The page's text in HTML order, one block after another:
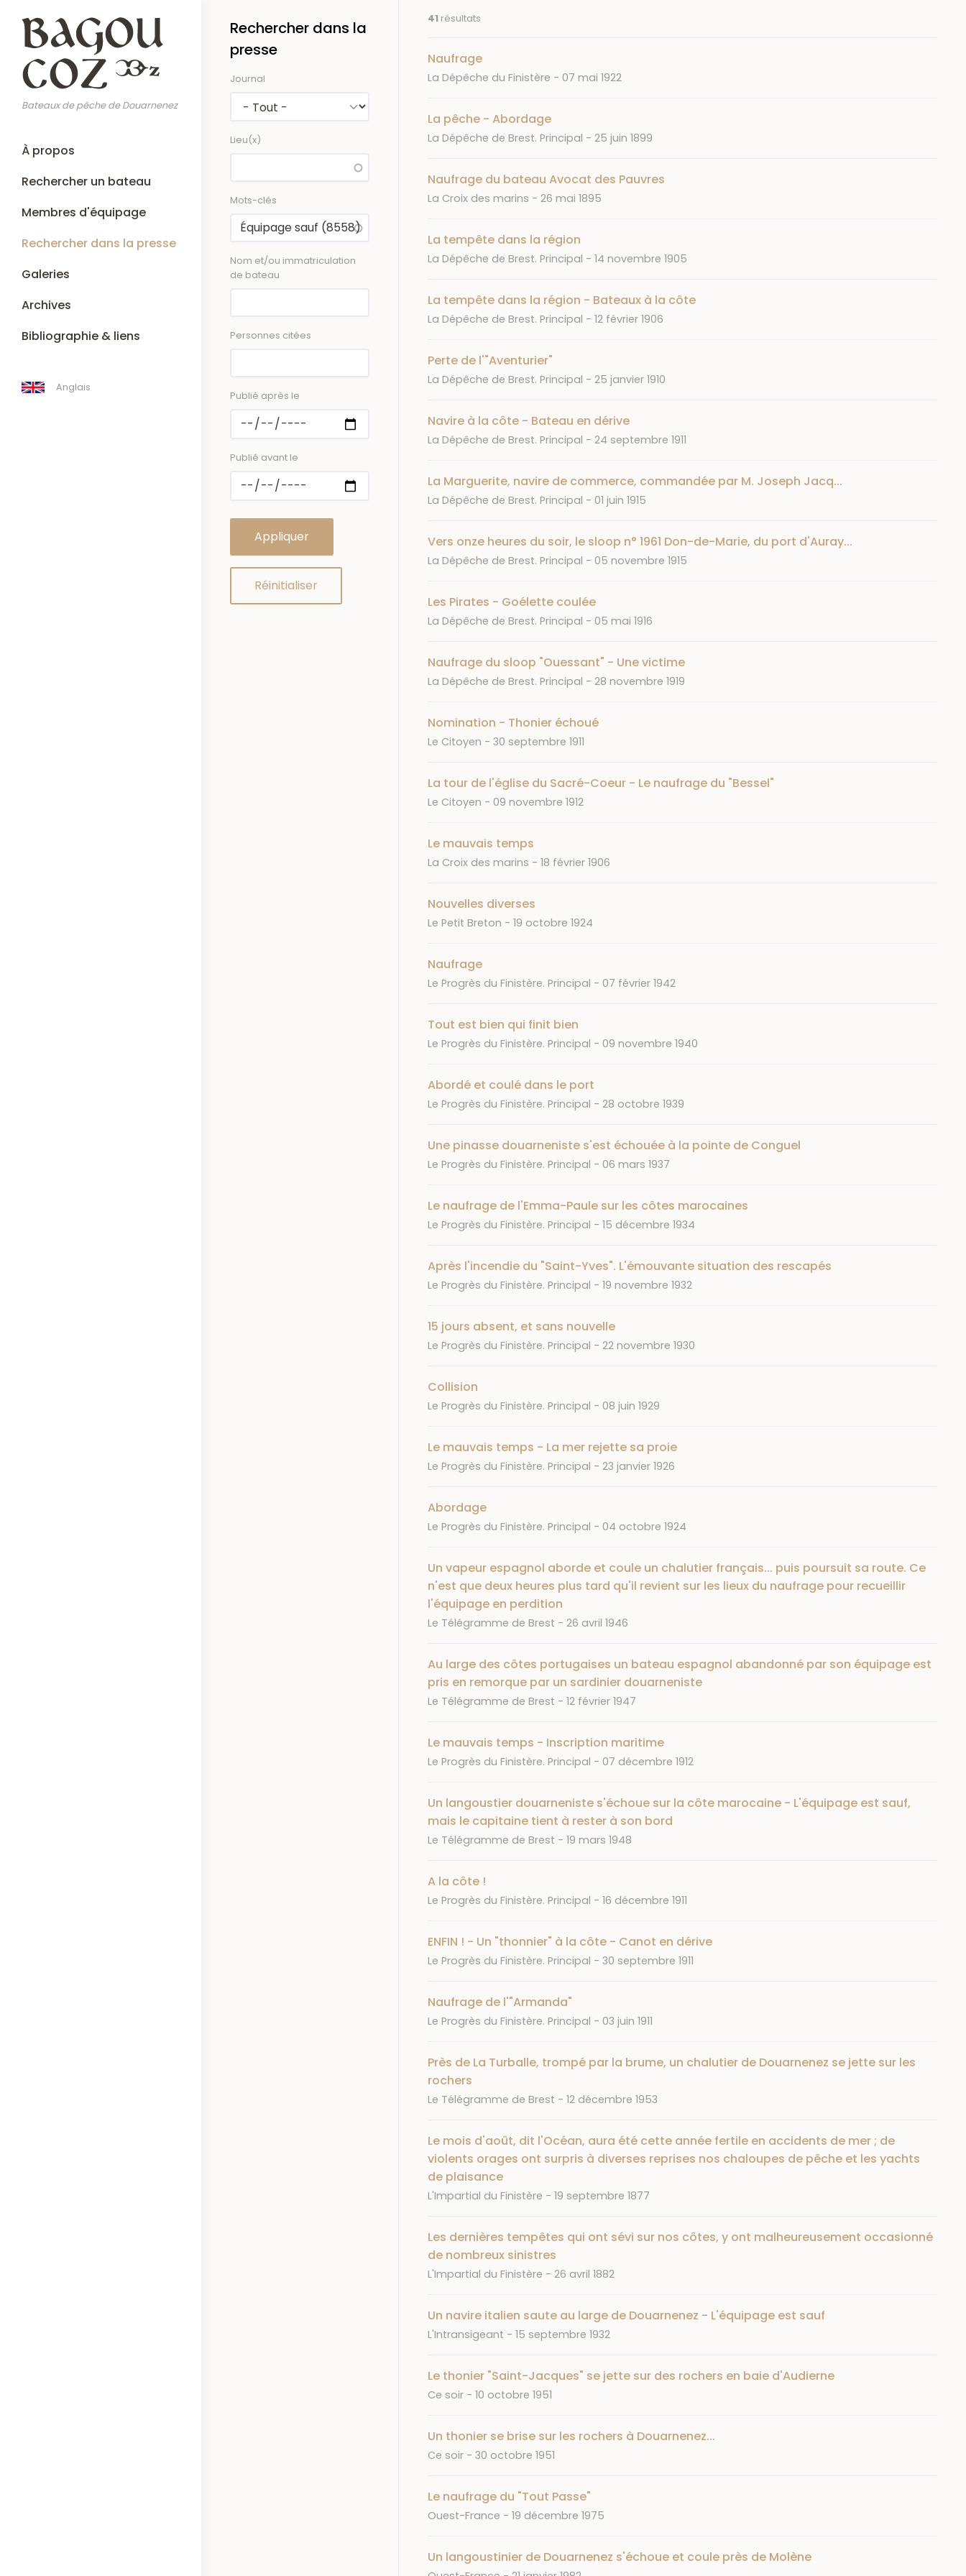
contenu
principal
Bateaux de pêche de Douarnenez
Main
navigation
À propos
Rechercher un bateau
Membres d'équipage
Rechercher dans la presse
Galeries
Archives
Bibliographie & liens
Anglais
Rechercher dans la
presse
Journal
Lieu(x)
Mots-clés
Nom et/ou immatriculation
de bateau
Personnes citées
Publié après le
Publié avant le
41 résultats
Naufrage
Journal
La Dépêche du Finistère Date
07 mai 1922
La pêche - Abordage
Journal
La Dépêche de Brest. Principal Date
25 juin 1899
Naufrage du bateau Avocat des Pauvres
Journal
La Croix des marins Date
26 mai 1895
La tempête dans la région
Journal
La Dépêche de Brest. Principal Date
14 novembre 1905
La tempête dans la région - Bateaux à la côte
Journal
La Dépêche de Brest. Principal Date
12 février 1906
Perte de l'"Aventurier"
Journal
La Dépêche de Brest. Principal Date
25 janvier 1910
Navire à la côte - Bateau en dérive
Journal
La Dépêche de Brest. Principal Date
24 septembre 1911
La Marguerite, navire de commerce, commandée par M. Joseph Jacq...
Journal
La Dépêche de Brest. Principal Date
01 juin 1915
Vers onze heures du soir, le sloop n° 1961 Don-de-Marie, du port d'Auray...
Journal
La Dépêche de Brest. Principal Date
05 novembre 1915
Les Pirates - Goélette coulée
Journal
La Dépêche de Brest. Principal Date
05 mai 1916
Naufrage du sloop "Ouessant" - Une victime
Journal
La Dépêche de Brest. Principal Date
28 novembre 1919
Nomination - Thonier échoué
Journal
Le Citoyen Date
30 septembre 1911
La tour de l'église du Sacré-Coeur - Le naufrage du "Bessel"
Journal
Le Citoyen Date
09 novembre 1912
Le mauvais temps
Journal
La Croix des marins Date
18 février 1906
Nouvelles diverses
Journal
Le Petit Breton Date
19 octobre 1924
Naufrage
Journal
Le Progrès du Finistère. Principal Date
07 février 1942
Tout est bien qui finit bien
Journal
Le Progrès du Finistère. Principal Date
09 novembre 1940
Abordé et coulé dans le port
Journal
Le Progrès du Finistère. Principal Date
28 octobre 1939
Une pinasse douarneniste s'est échouée à la pointe de Conguel
Journal
Le Progrès du Finistère. Principal Date
06 mars 1937
Le naufrage de l'Emma-Paule sur les côtes marocaines
Journal
Le Progrès du Finistère. Principal Date
15 décembre 1934
Après l'incendie du "Saint-Yves". L'émouvante situation des rescapés
Journal
Le Progrès du Finistère. Principal Date
19 novembre 1932
15 jours absent, et sans nouvelle
Journal
Le Progrès du Finistère. Principal Date
22 novembre 1930
Collision
Journal
Le Progrès du Finistère. Principal Date
08 juin 1929
Le mauvais temps - La mer rejette sa proie
Journal
Le Progrès du Finistère. Principal Date
23 janvier 1926
Abordage
Journal
Le Progrès du Finistère. Principal Date
04 octobre 1924
Un vapeur espagnol aborde et coule un chalutier français... puis poursuit sa route. Ce
n'est que deux heures plus tard qu'il revient sur les lieux du naufrage pour recueillir
l'équipage en perdition
Journal
Le Télégramme de Brest Date
26 avril 1946
Au large des côtes portugaises un bateau espagnol abandonné par son équipage est
pris en remorque par un sardinier douarneniste
Journal
Le Télégramme de Brest Date
12 février 1947
Le mauvais temps - Inscription maritime
Journal
Le Progrès du Finistère. Principal Date
07 décembre 1912
Un langoustier douarneniste s'échoue sur la côte marocaine - L'équipage est sauf,
mais le capitaine tient à rester à son bord
Journal
Le Télégramme de Brest Date
19 mars 1948
A la côte !
Journal
Le Progrès du Finistère. Principal Date
16 décembre 1911
ENFIN ! - Un "thonnier" à la côte - Canot en dérive
Journal
Le Progrès du Finistère. Principal Date
30 septembre 1911
Naufrage de l'"Armanda"
Journal
Le Progrès du Finistère. Principal Date
03 juin 1911
Près de La Turballe, trompé par la brume, un chalutier de Douarnenez se jette sur les
rochers
Journal
Le Télégramme de Brest Date
12 décembre 1953
Le mois d'août, dit l'Océan, aura été cette année fertile en accidents de mer ; de
violents orages ont surpris à diverses reprises nos chaloupes de pêche et les yachts
de plaisance
Journal
L'Impartial du Finistère Date
19 septembre 1877
Les dernières tempêtes qui ont sévi sur nos côtes, y ont malheureusement occasionné
de nombreux sinistres
Journal
L'Impartial du Finistère Date
26 avril 1882
Un navire italien saute au large de Douarnenez - L'équipage est sauf
Journal
L'Intransigeant Date
15 septembre 1932
Le thonier "Saint-Jacques" se jette sur des rochers en baie d'Audierne
Journal
Ce soir Date
10 octobre 1951
Un thonier se brise sur les rochers à Douarnenez...
Journal
Ce soir Date
30 octobre 1951
Le naufrage du "Tout Passe"
Journal
Ouest-France Date
19 décembre 1975
Un langoustinier de Douarnenez s'échoue et coule près de Molène